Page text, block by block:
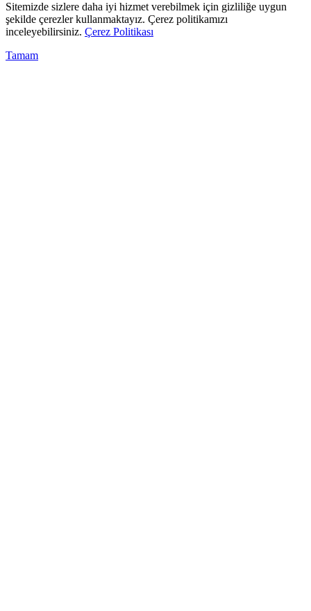
Sitemizde sizlere daha iyi hizmet verebilmek için gizliliğe uygun
şekilde çerezler kullanmaktayız. Çerez politikamızı
inceleyebilirsiniz. Çerez Politikası
Tamam